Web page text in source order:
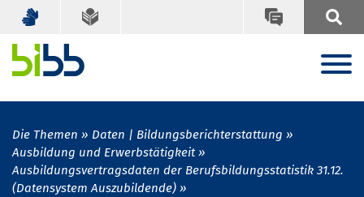
Die Themen
Daten | Bildungsberichterstattung
Ausbildung und Erwerbstätigkeit
Ausbildungsvertragsdaten der Berufsbildungsstatistik 31.12.
(Datensystem Auszubildende)